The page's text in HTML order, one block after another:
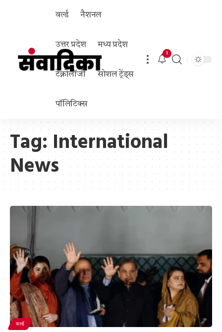
वर्ल्ड नैशनल
उत्तर प्रदेश मध्य प्रदेश
टेक्नोलॉजी सोशल ट्रेंड्स
पॉलिटिक्स
1
Tag:International
News
वर्ल्ड